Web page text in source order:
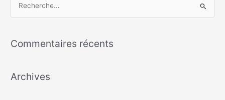
h
r
Commentaires récents
Archives